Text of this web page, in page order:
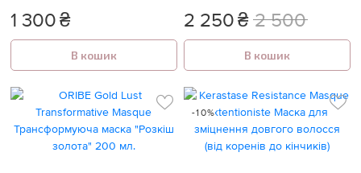
відновлення структури
пошкодженого волосся 100 мл.
1 300₴
В кошик
типів кучерявого і кучерявого
волосся
2 250₴ 2 500
В кошик
-10%